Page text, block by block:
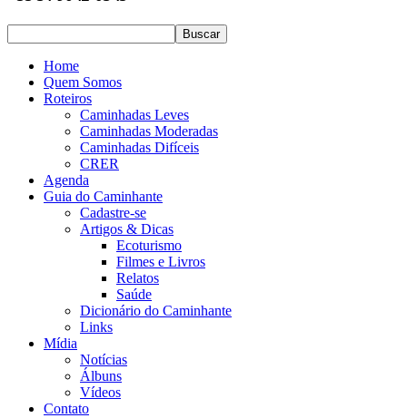
Buscar
Home
Quem Somos
Roteiros
Caminhadas Leves
Caminhadas Moderadas
Caminhadas Difíceis
CRER
Agenda
Guia do Caminhante
Cadastre-se
Artigos & Dicas
Ecoturismo
Filmes e Livros
Relatos
Saúde
Dicionário do Caminhante
Links
Mídia
Notícias
Álbuns
Vídeos
Contato